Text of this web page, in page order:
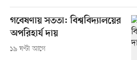
গবেষণায় সততা: বিশ্ববিদ্যালয়ের
অপরিহার্য দায়
১৯ ঘণ্টা আগে